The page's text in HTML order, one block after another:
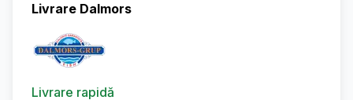
Livrare Dalmors
Livrare rapidă